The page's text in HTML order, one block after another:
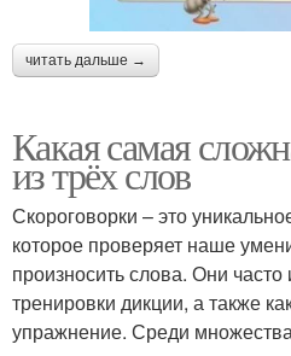
читать дальше →
Какая самая
из трёх слов
Скороговорки – это
которое проверяет наше
произносить слова. Они часто
тренировки дикции, а также
упражнение. Среди